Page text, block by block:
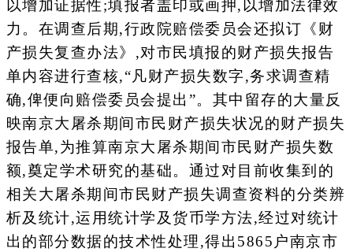
以增加证据性;填报者盖印或画押,以增加法律效
力。在调查后期,行政院赔偿委员会还拟订《财
产损失复查办法》,对市民填报的财产损失报告
单内容进行查核,“凡财产损失数字,务求调查精
确,俾便向赔偿委员会提出”。其中留存的大量反
映南京大屠杀期间市民财产损失状况的财产损失
报告单,为推算南京大屠杀期间市民财产损失数
额,奠定学术研究的基础。通过对目前收集到的
相关大屠杀期间市民财产损失调查资料的分类辨
析及统计,运用统计学及货币学方法,经过对统计
出的部分数据的技术性处理,得出5865户南京市